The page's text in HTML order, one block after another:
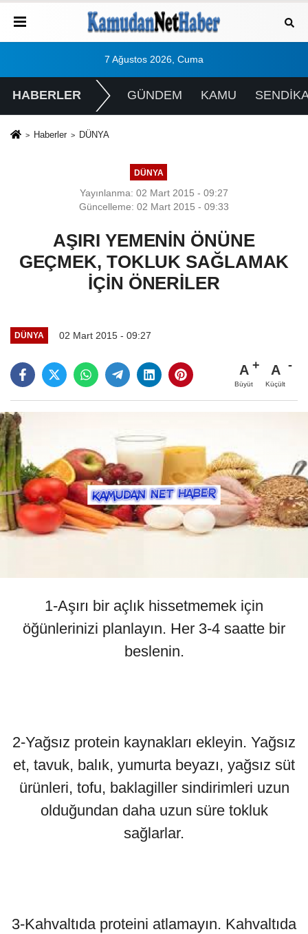
7 Ağustos 2026, Cuma
HABERLER GÜNDEM KAMU
Haberler DÜNYA
DÜNYA
Yayınlanma: 02 Mart 2015 - 09:27
Güncelleme: 02 Mart 2015 - 09:33
AŞIRI YEMENİN ÖNÜNE
GEÇMEK, TOKLUK SAĞLAMAK
İÇİN ÖNERİLER
DÜNYA 02 Mart 2015 - 09:27
A
Büyüt
A
Küçült
1-Aşırı bir açlık hissetmemek için
öğünlerinizi planlayın. Her 3-4 saatte bir
beslenin.
2-Yağsız protein kaynakları ekleyin. Yağsız
et, tavuk, balık, yumurta beyazı, yağsız süt
ürünleri, tofu, baklagiller sindirimleri uzun
olduğundan daha uzun süre tokluk
sağlarlar.
3-Kahvaltıda proteini atlamayın. Kahvaltıda